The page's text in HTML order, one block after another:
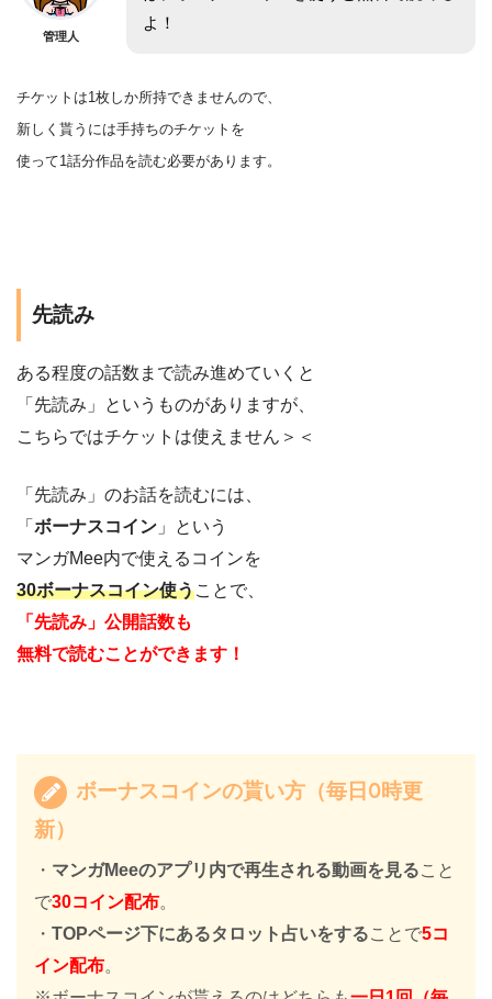
管理人
よ！
チケットは1枚しか所持できませんので、
新しく貰うには手持ちのチケットを
使って1話分作品を読む必要があります。
先読み
ある程度の話数まで読み進めていくと
「先読み」というものがありますが、
こちらではチケットは使えません＞＜
「先読み」のお話を読むには、
「 ボーナスコイン 」という
マンガMee内で使えるコインを
30ボーナスコイン使うことで、
「先読み」公開話数も
無料で読むことができます！
ボーナスコインの貰い方（毎日0時更
新）
・ マンガMeeのアプリ内で再生される動画を見ること
で30コイン配布。
・ TOPページ下にあるタロット占いをすることで5コ
イン配布。